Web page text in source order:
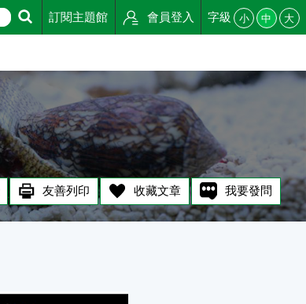
訂閱主題館 會員登入 字級 小 中 大
友善列印 收藏文章 我要發問